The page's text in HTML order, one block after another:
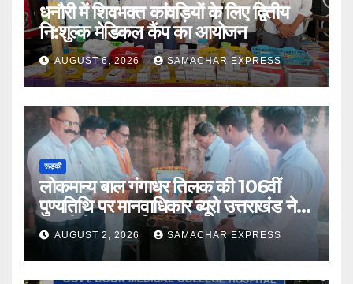
धनौरी में शिवभक्त कांवड़ियों के लिए द्वितीय
नि:शुल्क मेडिकल कैंप का आयोजन
AUGUST 6, 2026 SAMACHAR EXPRESS
रूड़की
लोकमान्य बाल गंगाधर तिलक की 106वीं
पुण्यतिथि पर मानवाधिकार ब्यूरो उत्तराखंड ने दी
भावभीनी श्रद्धांजलि
AUGUST 2, 2026 SAMACHAR EXPRESS